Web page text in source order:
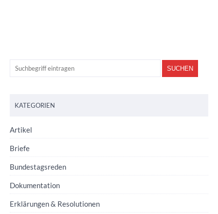
KATEGORIEN
Artikel
Briefe
Bundestagsreden
Dokumentation
Erklärungen & Resolutionen